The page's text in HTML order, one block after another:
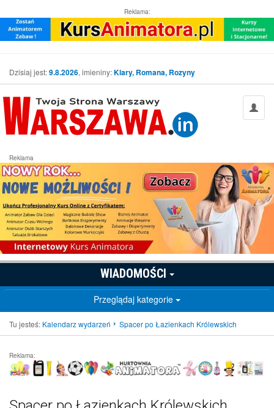
Reklama:
Dzisiaj jest:9.8.2026, imieniny:Klary, Romana, Rozyny
Reklama
WIADOMOŚCI
Przeglądaj kategorie
Tu jesteś: Kalendarz wydarzeń Spacer po Łazienkach Królewskich
Reklama: